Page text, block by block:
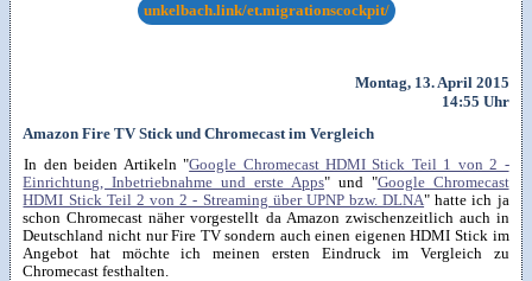
unkelbach.link/et.migrationscockpit/
Montag, 13. April 2015
14:55 Uhr
Amazon Fire TV Stick und Chromecast im Vergleich
In den beiden Artikeln "Google Chromecast HDMI Stick Teil 1 von 2 -
Einrichtung, Inbetriebnahme und erste Apps" und "Google Chromecast
HDMI Stick Teil 2 von 2 - Streaming über UPNP bzw. DLNA" hatte ich ja
schon Chromecast näher vorgestellt da Amazon zwischenzeitlich auch in
Deutschland nicht nur Fire TV sondern auch einen eigenen HDMI Stick im
Angebot hat möchte ich meinen ersten Eindruck im Vergleich zu
Chromecast festhalten.